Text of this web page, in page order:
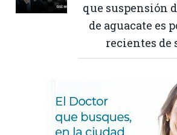
que suspensión
de aguacate es
recientes de